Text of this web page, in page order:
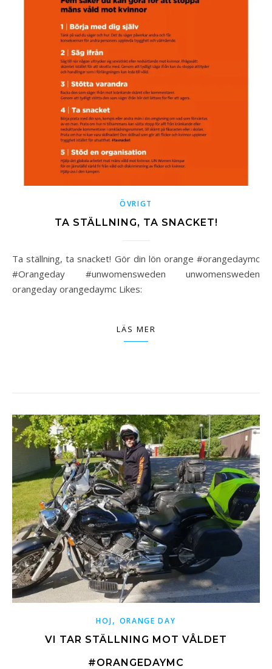
ÖVRIGT
TA STÄLLNING, TA SNACKET!
Ta ställning, ta snacket! Gör din lön orange #orangedaymc
#Orangeday #unwomensweden unwomensweden
orangeday orangedaymc Likes:
LÄS MER
HOJ, ORANGE DAY
VI TAR STÄLLNING MOT VÅLDET
#ORANGEDAYMC